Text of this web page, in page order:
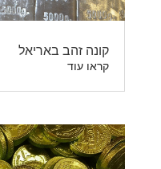
קונה זהב באריאל
קראו עוד